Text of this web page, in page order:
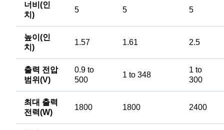
너비(인
치)
5 5 5
높이(인
치)
1.57 1.61 2.5
출력 전압
범위(V)
0.9 to
500
1 to 348
1 to
300
최대 출력
전력(W)
1800 1800 2400